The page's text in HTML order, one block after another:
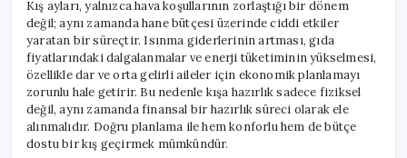
için
Kış ayları, yalnızca hava koşullarının zorlaştığı bir dönem
değil; aynı zamanda hane bütçesi üzerinde ciddi etkiler
yaratan bir süreçtir. Isınma giderlerinin artması, gıda
fiyatlarındaki dalgalanmalar ve enerji tüketiminin yükselmesi,
özellikle dar ve orta gelirli aileler için ekonomik planlamayı
zorunlu hale getirir. Bu nedenle kışa hazırlık sadece fiziksel
değil, aynı zamanda finansal bir hazırlık süreci olarak ele
alınmalıdır. Doğru planlama ile hem konforlu hem de bütçe
dostu bir kış geçirmek mümkündür.